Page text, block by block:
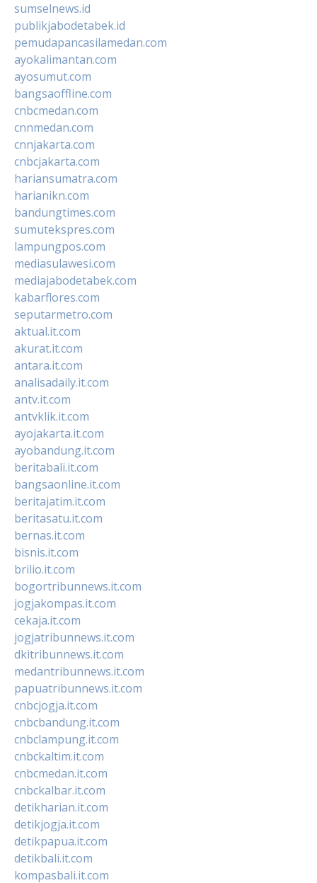
sumselnews.id
publikjabodetabek.id
pemudapancasilamedan.com
ayokalimantan.com
ayosumut.com
bangsaoffline.com
cnbcmedan.com
cnnmedan.com
cnnjakarta.com
cnbcjakarta.com
hariansumatra.com
harianikn.com
bandungtimes.com
sumutekspres.com
lampungpos.com
mediasulawesi.com
mediajabodetabek.com
kabarflores.com
seputarmetro.com
aktual.it.com
akurat.it.com
antara.it.com
analisadaily.it.com
antv.it.com
antvklik.it.com
ayojakarta.it.com
ayobandung.it.com
beritabali.it.com
bangsaonline.it.com
beritajatim.it.com
beritasatu.it.com
bernas.it.com
bisnis.it.com
brilio.it.com
bogortribunnews.it.com
jogjakompas.it.com
cekaja.it.com
jogjatribunnews.it.com
dkitribunnews.it.com
medantribunnews.it.com
papuatribunnews.it.com
cnbcjogja.it.com
cnbcbandung.it.com
cnbclampung.it.com
cnbckaltim.it.com
cnbcmedan.it.com
cnbckalbar.it.com
detikharian.it.com
detikjogja.it.com
detikpapua.it.com
detikbali.it.com
kompasbali.it.com